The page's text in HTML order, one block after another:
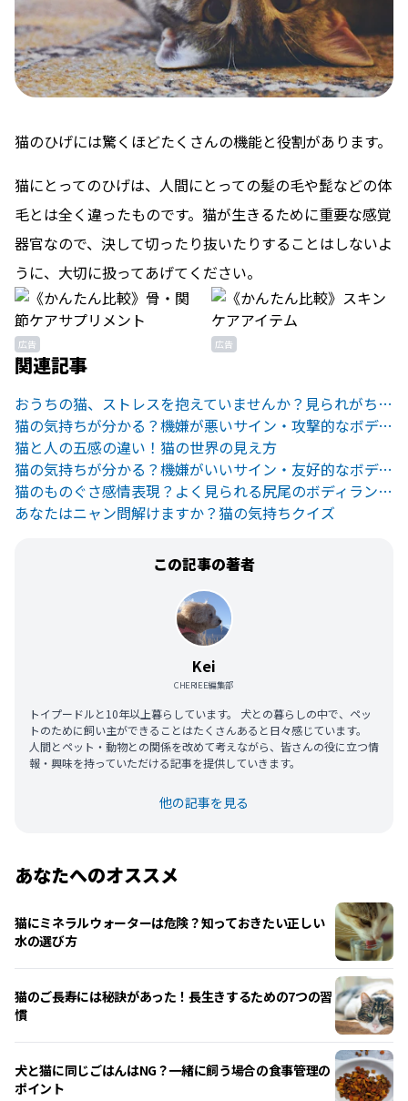
猫のひげには驚くほどたくさんの機能と役割があります。
猫にとってのひげは、人間にとっての髪の毛や髭などの体
毛とは全く違ったものです。猫が生きるために重要な感覚
器官なので、決して切ったり抜いたりすることはしないよ
うに、大切に扱ってあげてください。
広告 広告
関連記事
おうちの猫、ストレスを抱えていませんか？見られがちな行動と原因、対処法を紹介！
猫の気持ちが分かる？機嫌が悪いサイン・攻撃的なボディランゲージ
猫と人の五感の違い！猫の世界の見え方
猫の気持ちが分かる？機嫌がいいサイン・友好的なボディランゲージ
猫のものぐさ感情表現？よく見られる尻尾のボディランゲージ７つ
あなたはニャン問解けますか？猫の気持ちクイズ
この記事の著者
Kei
CHERIEE編集部
トイプードルと10年以上暮らしています。 犬との暮らしの中で、ペッ
トのために飼い主ができることはたくさんあると日々感じています。
人間とペット・動物との関係を改めて考えながら、皆さんの役に立つ情
報・興味を持っていただける記事を提供していきます。
他の記事を見る
あなたへのオススメ
猫にミネラルウォーターは危険？知っておきたい正しい
水の選び方
猫のご長寿には秘訣があった！長生きするための7つの習
慣
犬と猫に同じごはんはNG？一緒に飼う場合の食事管理の
ポイント